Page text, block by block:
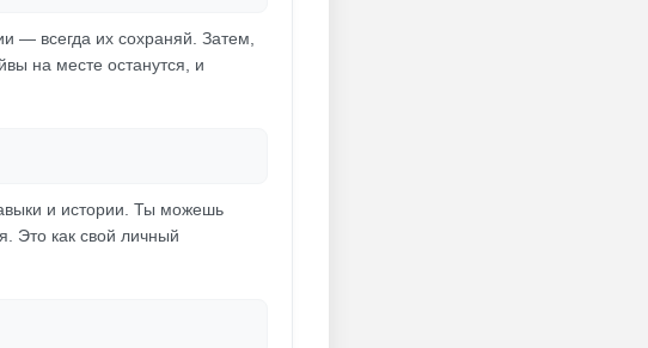
— всегда их сохраняй. Затем,
на месте останутся, и
и истории. Ты можешь
Это как свой личный